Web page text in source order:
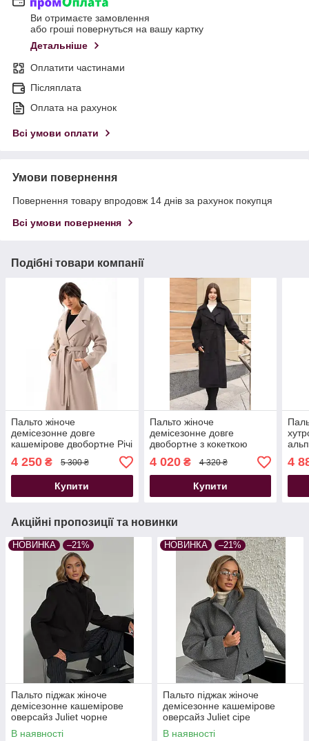
Ви отримаєте замовлення
або гроші повернуться на вашу картку
Детальніше
Оплатити частинами
Післяплата
Оплата на рахунок
Всі умови оплати
Умови повернення
Повернення товару впродовж 14 днів за рахунок покупця
Всі умови повернення
Подібні товари компанії
Пальто жіноче
демісезонне довге
кашемірове двобортне Річі
класичний фасон бежеве
4 250 ₴ 5 300 ₴
Купити
Пальто жіноче
демісезонне довге
двобортне з кокеткою
чорне
4 020₴ 4 320 ₴
Купити
4
Акційні пропозиції та новинки
НОВИНКА –21%
Пальто піджак жіноче
демісезонне кашемірове
оверсайз Juliet чорне
В наявності
НОВИНКА –21%
Пальто піджак жіноче
демісезонне кашемірове
оверсайз Juliet сіре
В наявності